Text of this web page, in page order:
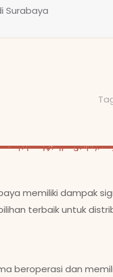
Surabaya
memiliki dampak
terbaik untuk
beroperasi dan